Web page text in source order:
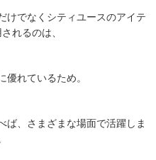
けでなくシティユースのアイテ
れるのは、
優れているため。
ば、さまざまな場面で活躍しま